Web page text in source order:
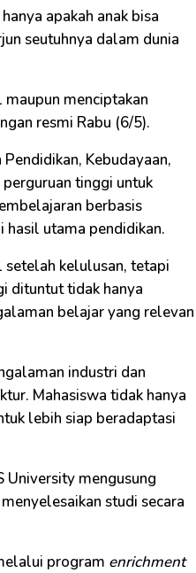
apakah anak bisa
seutuhnya dalam dunia
menciptakan
resmi Rabu (6/5).
Kebudayaan,
tinggi untuk
berbasis
hasil utama pendidikan.
setelah kelulusan, tetapi
dituntut tidak hanya
belajar yang relevan
industri dan
Mahasiswa tidak hanya
lebih siap beradaptasi
University mengusung
studi secara
program enrichment